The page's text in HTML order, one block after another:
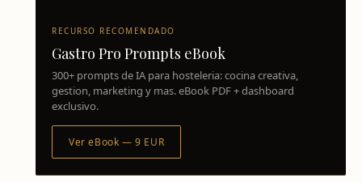
RECURSO RECOMENDADO
Gastro Pro Prompts eBook
300+ prompts de IA para hosteleria: cocina creativa,
gestion, marketing y mas. eBook PDF + dashboard
exclusivo.
Ver eBook — 9 EUR